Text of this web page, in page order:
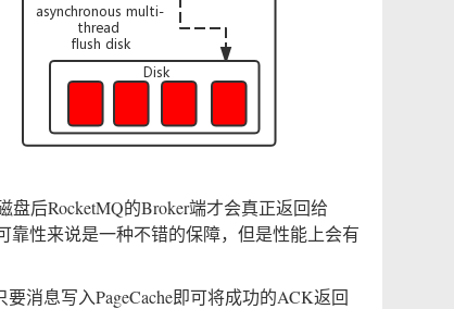
后RocketMQ的Broker端才会真正返回给
靠性来说是一种不错的保障，但是性能上会有
消息写入PageCache即可将成功的ACK返回